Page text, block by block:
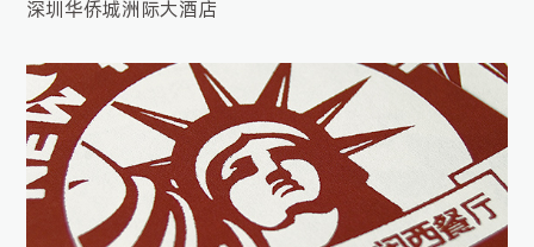
深圳华侨城洲际大酒店